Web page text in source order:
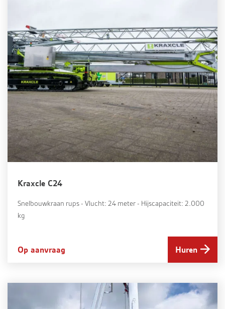
Kraxcle C24
Snelbouwkraan rups - Vlucht: 24 meter - Hijscapaciteit: 2.000
kg
Op aanvraag Huren